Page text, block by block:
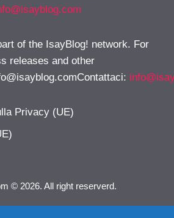
of the IsayBlog! network. For
releases and other
:
Privacy (UE)
© 2026. All right reserverd.